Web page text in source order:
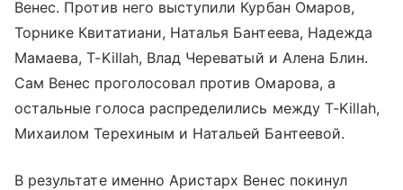
Венес. Против него выступили Курбан Омаров,
Торнике Квитатиани, Наталья Бантеева, Надежда
Мамаева, T-Killah, Влад Череватый и Алена Блин.
Сам Венес проголосовал против Омарова, а
остальные голоса распределились между T-Killah,
Михаилом Терехиным и Натальей Бантеевой.
В результате именно Аристарх Венес покинул